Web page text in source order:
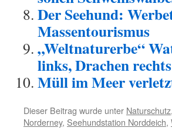
Der Seehund:
Massentourismus
„Weltnaturerbe“
links, Drachen rechts
Müll im Meer
Dieser Beitrag wurde unter Naturschutz,
Norderney, Seehundstation Norddeich,